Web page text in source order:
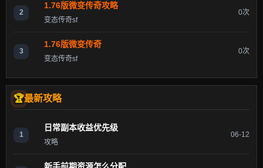
2
1.76版微变传奇攻略
变态传奇sf
0次
3
1.76版微变传奇
变态传奇sf
0次
最新攻略
1
日常副本收益优先级
攻略
06-12